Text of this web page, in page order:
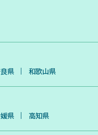
県 和歌山県
県 高知県